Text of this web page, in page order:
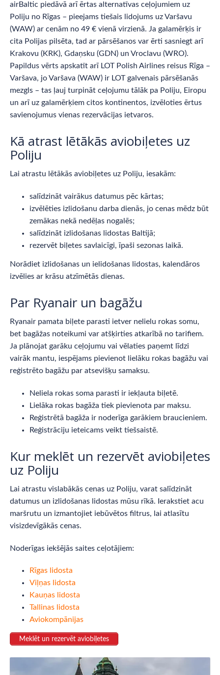
airBaltic piedāvā arī ērtas alternatīvas ceļojumiem uz
Poliju no Rīgas – pieejams tiešais lidojums uz Varšavu
(WAW) ar cenām no 49 € vienā virzienā. Ja galamērķis ir
cita Polijas pilsēta, tad ar pārsēšanos var ērti sasniegt arī
Krakovu (KRK), Gdaņsku (GDN) un Vroclavu (WRO).
Papildus vērts apskatīt arī LOT Polish Airlines reisus Rīga –
Varšava, jo Varšava (WAW) ir LOT galvenais pārsēšanās
mezgls – tas ļauj turpināt ceļojumu tālāk pa Poliju, Eiropu
un arī uz galamērķiem citos kontinentos, izvēloties ērtus
savienojumus vienas rezervācijas ietvaros.
Kā atrast lētākās aviobiļetes uz
Poliju
Lai atrastu lētākās aviobiļetes uz Poliju, iesakām:
salīdzināt vairākus datumus pēc kārtas;
izvēlēties izlidošanu darba dienās, jo cenas mēdz būt
zemākas nekā nedēļas nogalēs;
salīdzināt izlidošanas lidostas Baltijā;
rezervēt biļetes savlaicīgi, īpaši sezonas laikā.
Norādiet izlidošanas un ielidošanas lidostas, kalendāros
izvēlies ar krāsu atzīmētās dienas.
Par Ryanair un bagāžu
Ryanair pamata biļete parasti ietver nelielu rokas somu,
bet bagāžas noteikumi var atšķirties atkarībā no tarifiem.
Ja plānojat garāku ceļojumu vai vēlaties paņemt līdzi
vairāk mantu, iespējams pievienot lielāku rokas bagāžu vai
reģistrēto bagāžu par atsevišķu samaksu.
Neliela rokas soma parasti ir iekļauta biļetē.
Lielāka rokas bagāža tiek pievienota par maksu.
Reģistrētā bagāža ir noderīga garākiem braucieniem.
Reģistrāciju ieteicams veikt tiešsaistē.
Kur meklēt un rezervēt aviobiļetes
uz Poliju
Lai atrastu vislabākās cenas uz Poliju, varat salīdzināt
datumus un izlidošanas lidostas mūsu rīkā. Ierakstiet acu
maršrutu un izmantojiet iebūvētos filtrus, lai atlasītu
visizdevīgākās cenas.
Noderīgas iekšējās saites ceļotājiem:
Rīgas lidosta
Viļņas lidosta
Kauņas lidosta
Tallinas lidosta
Aviokompānijas
Meklēt un rezervēt aviobiļetes